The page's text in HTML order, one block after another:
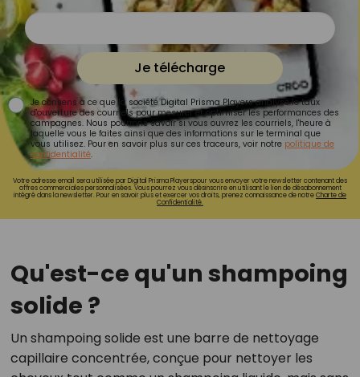
Je télécharge
Je consens à ce que la société Digital Prisma Players analyse le taux
d'ouverture des courriels pour mesurer et optimiser les performances des
campagnes. Nous pourrons savoir si vous ouvrez les courriels, l'heure à
laquelle vous le faites ainsi que des informations sur le terminal que
vous utilisez. Pour en savoir plus sur ces traceurs, voir notre politique de
confidentialité.
Votre adresse email sera utilisée par Digital Prisma Playerspour vous envoyer votre newsletter contenant des
offres commerciales personnalisées. Vous pourrez vous désinscrire en utilisant le lien de désabonnement
intégré dans la newsletter. Pour en savoir plus et exercer vos droits, prenez connaissance de notreCharte de
Confidentialité.
Qu'est-ce qu'un shampoing
solide ?
Un shampoing solide est une barre de nettoyage
capillaire concentrée, conçue pour nettoyer les